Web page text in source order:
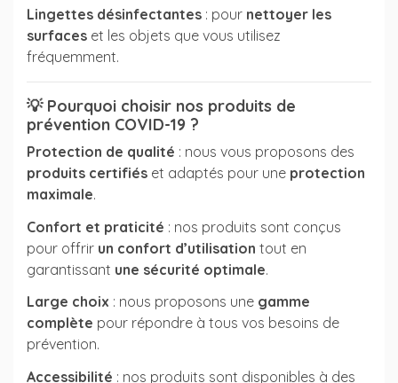
Lingettes désinfectantes : pour nettoyer les
surfaces et les objets que vous utilisez
fréquemment.
💡 Pourquoi choisir nos produits de
prévention COVID-19 ?
Protection de qualité : nous vous proposons des
produits certifiés et adaptés pour une protection
maximale.
Confort et praticité : nos produits sont conçus
pour offrir un confort d’utilisation tout en
garantissant une sécurité optimale.
Large choix : nous proposons une gamme
complète pour répondre à tous vos besoins de
prévention.
Accessibilité : nos produits sont disponibles à des